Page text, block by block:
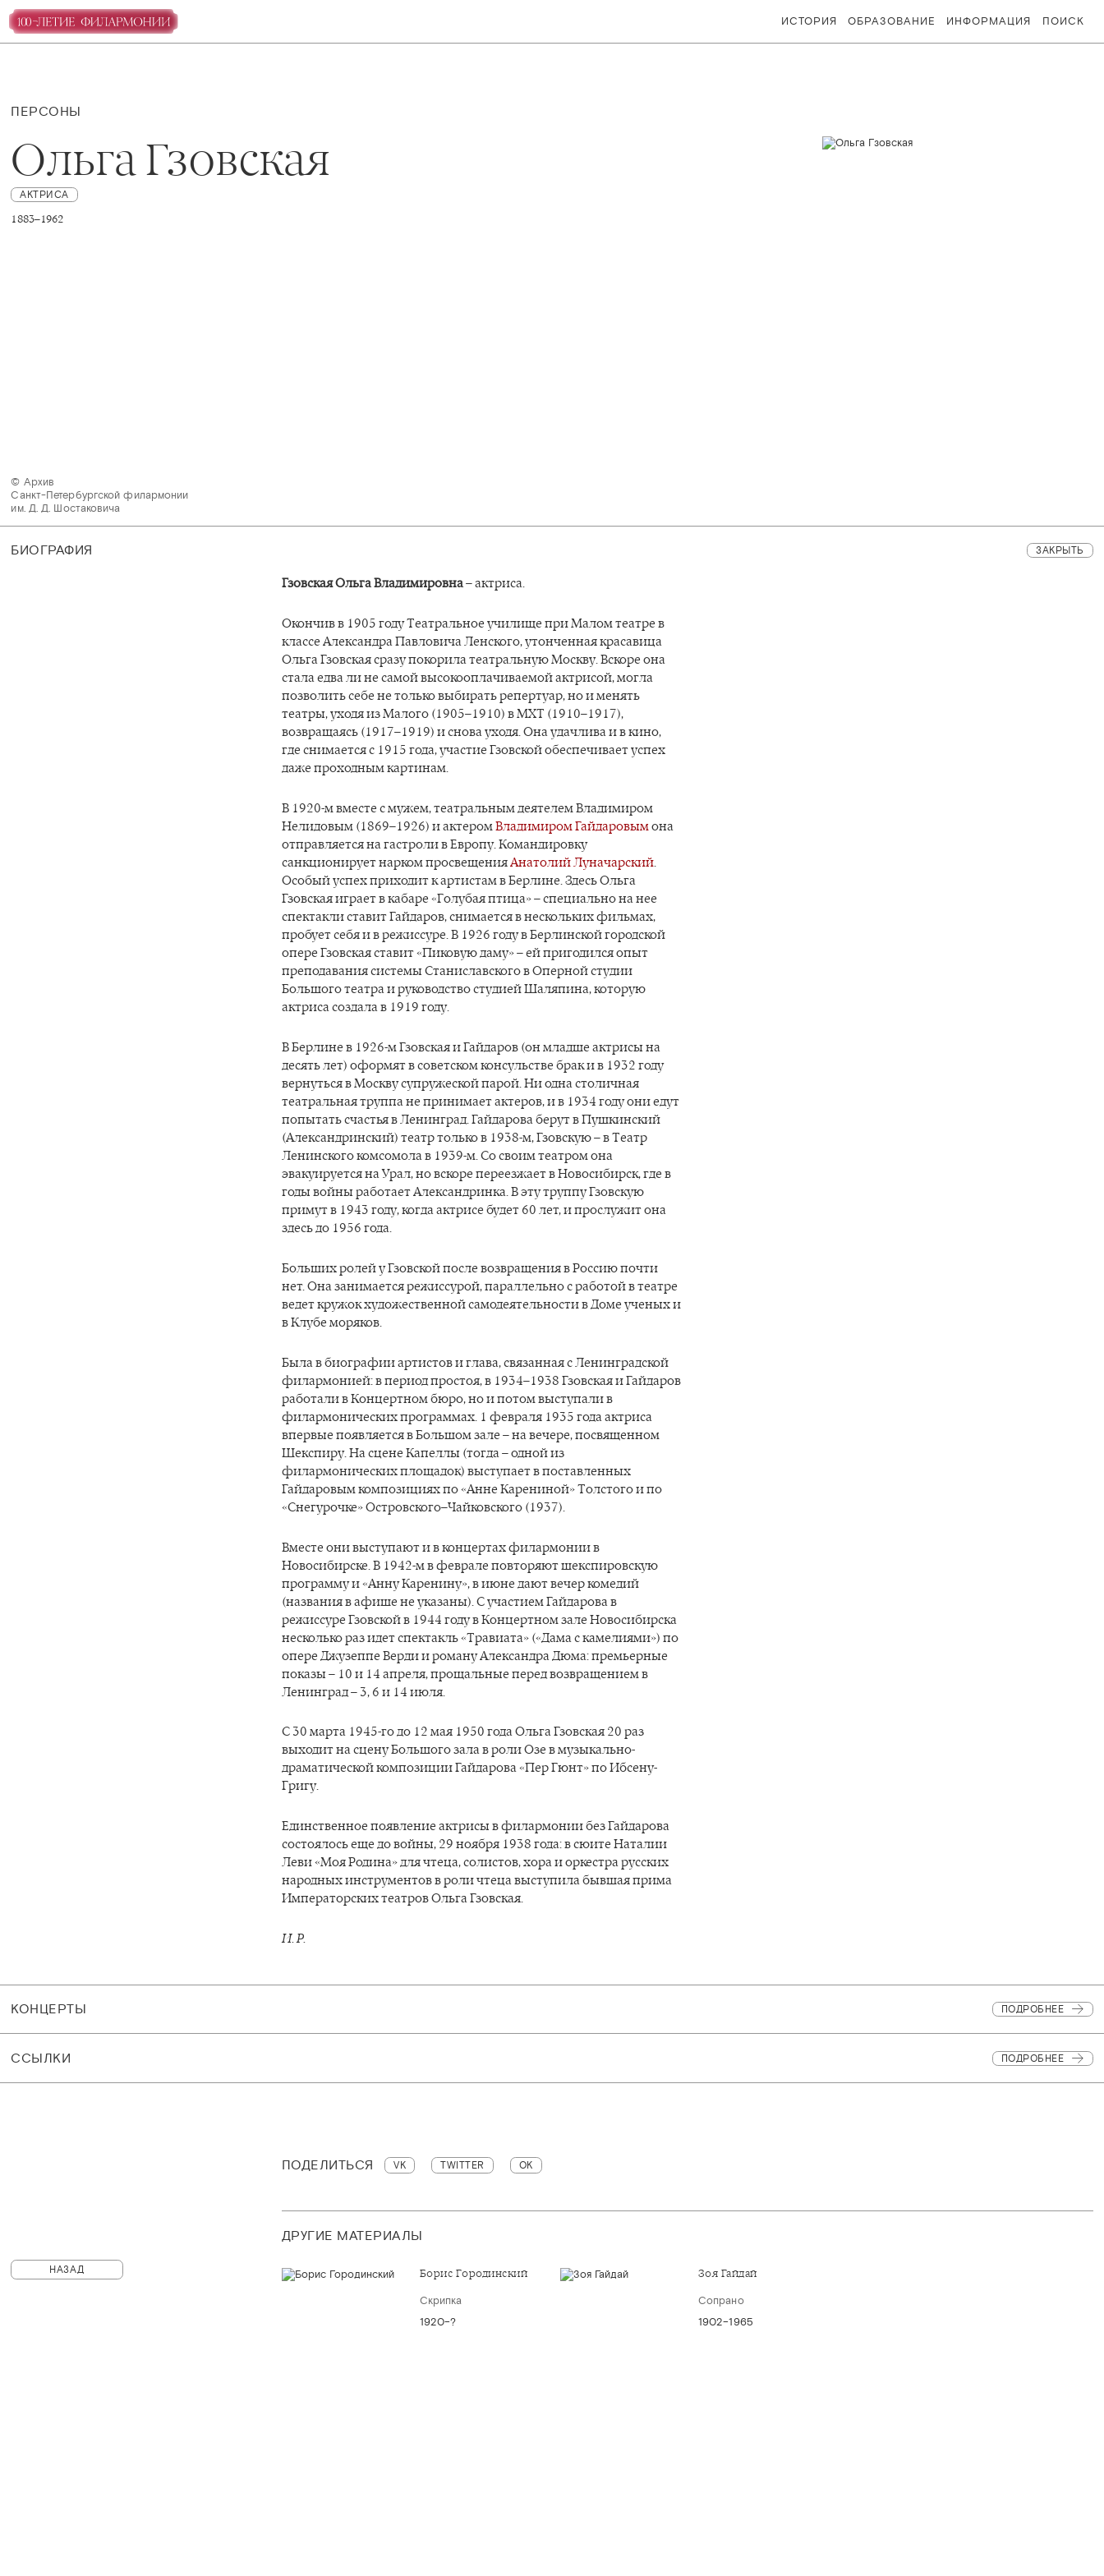
ИСТОРИЯ ОБРАЗОВАНИЕ ИНФОРМАЦИЯ ПОИСК
ПЕРСОНЫ
Ольга Гзовская
АКТРИСА
1883–1962
© Архив
Санкт-Петербургской филармонии
им. Д. Д. Шостаковича
БИОГРАФИЯ ЗАКРЫТЬ
Гзовская Ольга Владимировна– актриса.
Окончив в 1905 году Театральное училище при Малом театре в
классе Александра Павловича Ленского, утонченная красавица
Ольга Гзовская сразу покорила театральную Москву. Вскоре она
стала едва ли не самой высокооплачиваемой актрисой, могла
позволить себе не только выбирать репертуар, но и менять
театры, уходя из Малого (1905–1910) в МХТ (1910–1917),
возвращаясь (1917–1919) и снова уходя. Она удачлива и в кино,
где снимается с 1915 года, участие Гзовской обеспечивает успех
даже проходным картинам.
В 1920-м вместе с мужем, театральным деятелем Владимиром
Нелидовым (1869–1926) и актеромВладимиром Гайдаровымона
отправляется на гастроли в Европу. Командировку
санкционирует нарком просвещенияАнатолий Луначарский.
Особый успех приходит к артистам в Берлине. Здесь Ольга
Гзовская играет в кабаре «Голубая птица» – специально на нее
спектакли ставит Гайдаров, снимается в нескольких фильмах,
пробует себя и в режиссуре. В 1926 году в Берлинской городской
опере Гзовская ставит «Пиковую даму» – ей пригодился опыт
преподавания системы Станиславского в Оперной студии
Большого театра и руководство студией Шаляпина, которую
актриса создала в 1919 году.
В Берлине в 1926-м Гзовская и Гайдаров (он младше актрисы на
десять лет) оформят в советском консульстве брак и в 1932 году
вернуться в Москву супружеской парой. Ни одна столичная
театральная труппа не принимает актеров, и в 1934 году они едут
попытать счастья в Ленинград. Гайдарова берут в Пушкинский
(Александринский) театр только в 1938-м, Гзовскую – в Театр
Ленинского комсомола в 1939-м. Со своим театром она
эвакуируется на Урал, но вскоре переезжает в Новосибирск, где в
годы войны работает Александринка. В эту труппу Гзовскую
примут в 1943 году, когда актрисе будет 60 лет, и прослужит она
здесь до 1956 года.
Больших ролей у Гзовской после возвращения в Россию почти
нет. Она занимается режиссурой, параллельно с работой в театре
ведет кружок художественной самодеятельности в Доме ученых и
в Клубе моряков.
Была в биографии артистов и глава, связанная с Ленинградской
филармонией: в период простоя, в 1934–1938 Гзовская и Гайдаров
работали в Концертном бюро, но и потом выступали в
филармонических программах. 1 февраля 1935 года актриса
впервые появляется в Большом зале – на вечере, посвященном
Шекспиру. На сцене Капеллы (тогда – одной из
филармонических площадок) выступает в поставленных
Гайдаровым композициях по «Анне Карениной» Толстого и по
«Снегурочке» Островского–Чайковского (1937).
Вместе они выступают и в концертах филармонии в
Новосибирске. В 1942-м в феврале повторяют шекспировскую
программу и «Анну Каренину», в июне дают вечер комедий
(названия в афише не указаны). С участием Гайдарова в
режиссуре Гзовской в 1944 году в Концертном зале Новосибирска
несколько раз идет спектакль «Травиата» («Дама с камелиями») по
опере Джузеппе Верди и роману Александра Дюма: премьерные
показы – 10 и 14 апреля, прощальные перед возвращением в
Ленинград – 3, 6 и 14 июля.
С 30 марта 1945-го до 12 мая 1950 года Ольга Гзовская 20 раз
выходит на сцену Большого зала в роли Озе в музыкально-
драматической композиции Гайдарова «Пер Гюнт» по Ибсену-
Григу.
Единственное появление актрисы в филармонии без Гайдарова
состоялось еще до войны, 29 ноября 1938 года: в сюите Наталии
Леви «Моя Родина» для чтеца, солистов, хора и оркестра русских
народных инструментов в роли чтеца выступила бывшая прима
Императорских театров Ольга Гзовская.
И. Р.
КОНЦЕРТЫ ПОДРОБНЕЕ
CСЫЛКИ ПОДРОБНЕЕ
ПОДЕЛИТЬСЯ VK TWITTER OK
ДРУГИЕ МАТЕРИАЛЫ
Зоя Гайдай
Сопрано
1902–1965
Борис Городинский
Скрипка
1920–?
НАЗАД